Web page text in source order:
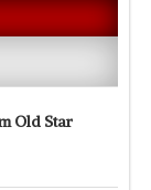
Old Star